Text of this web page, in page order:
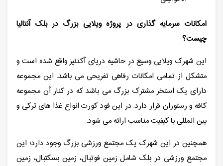
امکانات سرمایه گذاری در پروژه ویلایی بزرگ در بلک آنتالیا
چیست؟
این شهرک ویلایی وسیع در حاشیه دریای آکدنیز واقع شده است و
متشکل از تمامی امکانات رفاهی تفریحی می باشد. این مجموعه
دارای یک استخر مشترک بزرگ می باشد که در کنار آن مجموعه
کافه و رستوران قرار دارد. در این فود کورت انواع غذا های ترکی و
بین المللی با کیفیت مناسب ارائه می شود.
همچنین در این شهرک یک مجتمع ورزشی بزرگ وجود دارد؛ این
مجتمع ورزشی در بلک شامل زمین فوتبال، زمین بسکتبال، زمین